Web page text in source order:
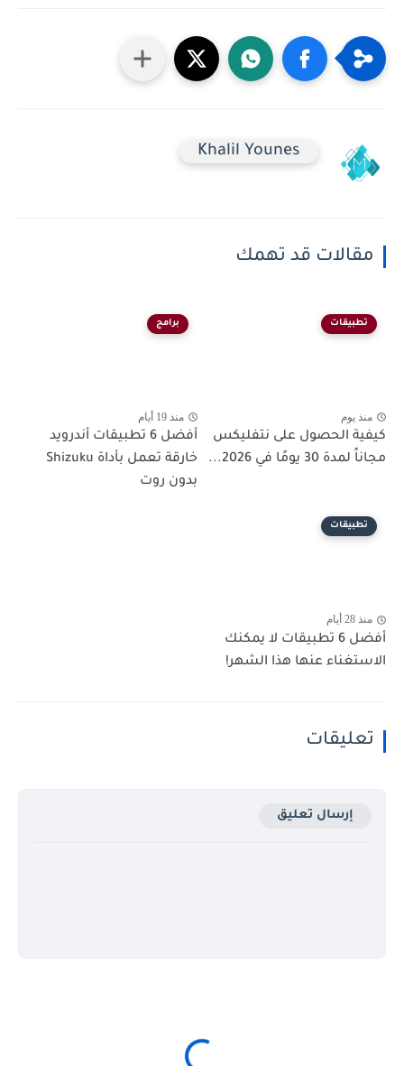
Khalil Younes
مقالات قد تهمك
تطبيقات
منذ يوم
كيفية الحصول على نتفليكس
مجاناً لمدة 30 يومًا في 2026...
برامج
منذ 19 أيام
أفضل 6 تطبيقات أندرويد
خارقة تعمل بأداة Shizuku
بدون روت
تطبيقات
منذ 28 أيام
أفضل 6 تطبيقات لا يمكنك
الاستغناء عنها هذا الشهر!
تعليقات
إرسال تعليق